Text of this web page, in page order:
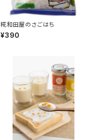
糀和田屋のさごはち
¥390